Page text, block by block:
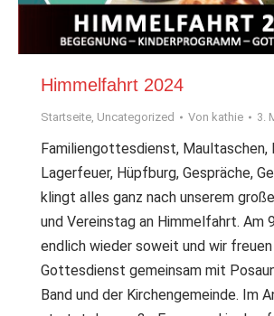
Himmelfahrt 2024
Startseite, Uncategorized Von kathie 3.
Familiengottesdienst, Maultaschen,
Lagerfeuer, Hüpfburg, Gespräche,
klingt alles ganz nach unserem
und Vereinstag an Himmelfahrt. Am
endlich wieder soweit und wir
Gottesdienst gemeinsam mit
Band und der Kirchengemeinde. Im